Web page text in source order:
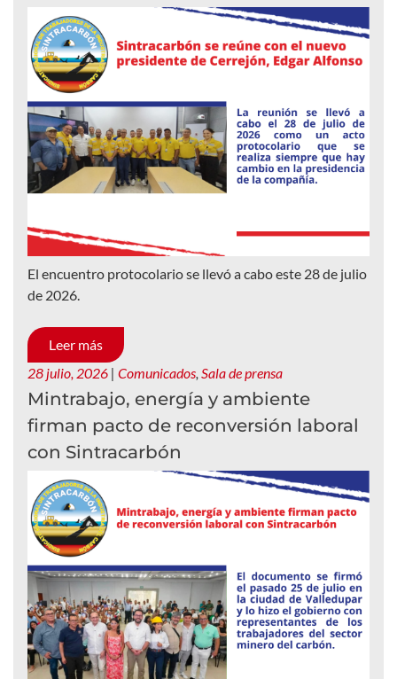
El encuentro protocolario se llevó a cabo este 28 de julio
de 2026.
Leer más
28 julio, 2026 | Comunicados, Sala de prensa
Mintrabajo, energía y ambiente
firman pacto de reconversión laboral
con Sintracarbón